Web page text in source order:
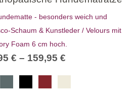
- besonders weich und
Schaum & Kunstleder / Velours mit
Foam 6 cm hoch.
€ – 159,95 €